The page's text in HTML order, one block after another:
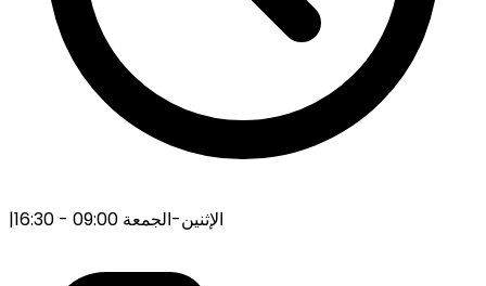
الإثنين-الجمعة 09:00 - 16:30 |